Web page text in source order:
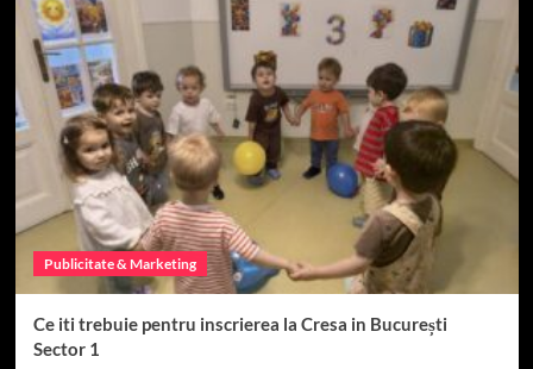
Publicitate & Marketing
Ce iti trebuie pentru inscrierea la Cresa in București
Sector 1